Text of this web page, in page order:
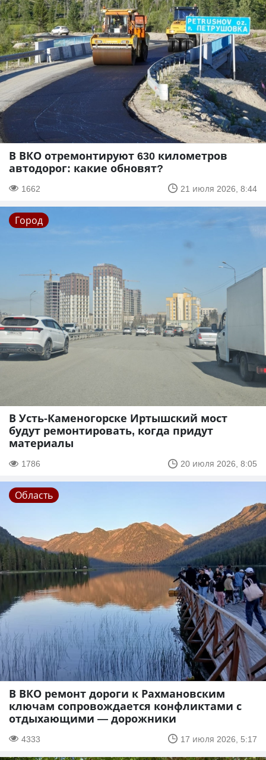
В ВКО отремонтируют 630 километров
автодорог: какие обновят?
1662 21 июля 2026, 8:44
Город
В Усть-Каменогорске Иртышский мост
будут ремонтировать, когда придут
материалы
1786 20 июля 2026, 8:05
Область
В ВКО ремонт дороги к Рахмановским
ключам сопровождается конфликтами с
отдыхающими — дорожники
4333 17 июля 2026, 5:17